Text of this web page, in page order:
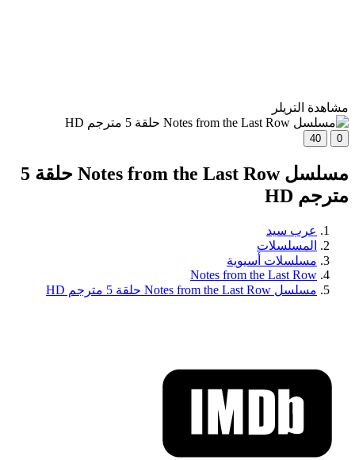
مشاهدة التريلر
0
40
مسلسل Notes from the Last Row حلقة 5
مترجم HD
عرب سيد
المسلسلات
مسلسلات أسيوية
Notes from the Last Row
مسلسل Notes from the Last Row حلقة 5 مترجم HD